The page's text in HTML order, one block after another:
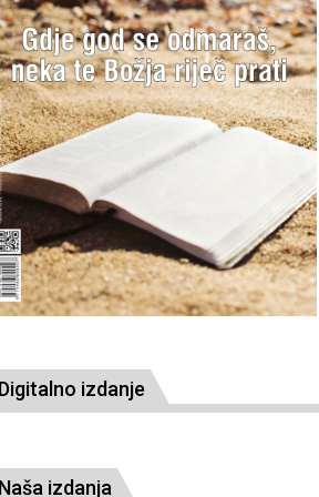
izdanje
izdanja